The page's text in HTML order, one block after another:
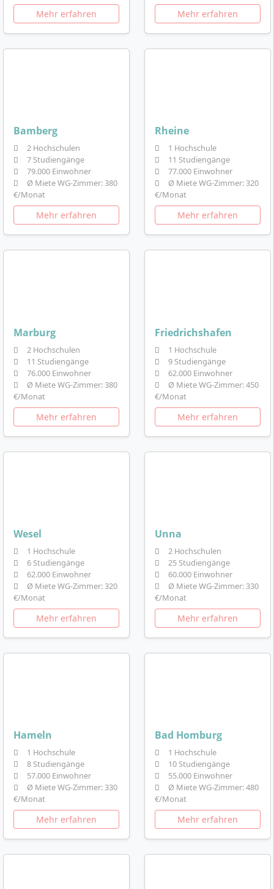
Mehr erfahren Mehr erfahren
Bamberg
2 Hochschulen
7 Studiengänge
79.000 Einwohner
Ø Miete WG-Zimmer: 380
€/Monat
Mehr erfahren
Rheine
1 Hochschule
11 Studiengänge
77.000 Einwohner
Ø Miete WG-Zimmer: 320
€/Monat
Mehr erfahren
Marburg
2 Hochschulen
11 Studiengänge
76.000 Einwohner
Ø Miete WG-Zimmer: 380
€/Monat
Mehr erfahren
Friedrichshafen
1 Hochschule
9 Studiengänge
62.000 Einwohner
Ø Miete WG-Zimmer: 450
€/Monat
Mehr erfahren
Wesel
1 Hochschule
6 Studiengänge
62.000 Einwohner
Ø Miete WG-Zimmer: 320
€/Monat
Mehr erfahren
Unna
2 Hochschulen
25 Studiengänge
60.000 Einwohner
Ø Miete WG-Zimmer: 330
€/Monat
Mehr erfahren
Hameln
1 Hochschule
8 Studiengänge
57.000 Einwohner
Ø Miete WG-Zimmer: 330
€/Monat
Mehr erfahren
Bad Homburg
1 Hochschule
10 Studiengänge
55.000 Einwohner
Ø Miete WG-Zimmer: 480
€/Monat
Mehr erfahren